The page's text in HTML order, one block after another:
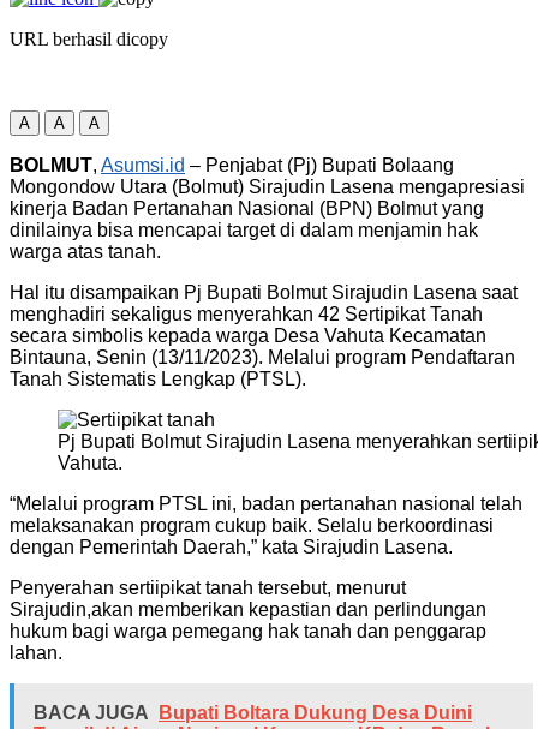
URL berhasil dicopy
A A A
BOLMUT, Asumsi.id – Penjabat (Pj) Bupati Bolaang
Mongondow Utara (Bolmut) Sirajudin Lasena mengapresiasi
kinerja Badan Pertanahan Nasional (BPN) Bolmut yang
dinilainya bisa mencapai target di dalam menjamin hak
warga atas tanah.
Hal itu disampaikan Pj Bupati Bolmut Sirajudin Lasena saat
menghadiri sekaligus menyerahkan 42 Sertipikat Tanah
secara simbolis kepada warga Desa Vahuta Kecamatan
Bintauna, Senin (13/11/2023). Melalui program Pendaftaran
Tanah Sistematis Lengkap (PTSL).
Pj Bupati Bolmut Sirajudin Lasena menyerahkan
Vahuta.
“Melalui program PTSL ini, badan pertanahan nasional telah
melaksanakan program cukup baik. Selalu berkoordinasi
dengan Pemerintah Daerah,” kata Sirajudin Lasena.
Penyerahan sertiipikat tanah tersebut, menurut
Sirajudin,akan memberikan kepastian dan perlindungan
hukum bagi warga pemegang hak tanah dan penggarap
lahan.
BACA JUGA
‎Bupati Boltara Dukung Desa Duini